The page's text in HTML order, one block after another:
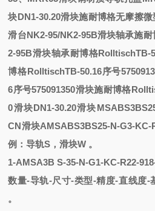
块DN1-30.20滑块施耐博格无摩擦
滑台NK2-95/NK2-95B滑块轴承施耐
2-95B滑块轴承耐博格RolltischTB-
博格RolltischTB-50.16序号
6序号575091350滑块施耐博格
0滑块DN1-30.20滑块
CN滑块AMSABS3BS25-N-G3-KC-
例：导轨S，滑块W 。
1-AMSA3B S-35-N-G1-KC-R22-
数量-导轨-尺寸-类型-精度-直线度-
。